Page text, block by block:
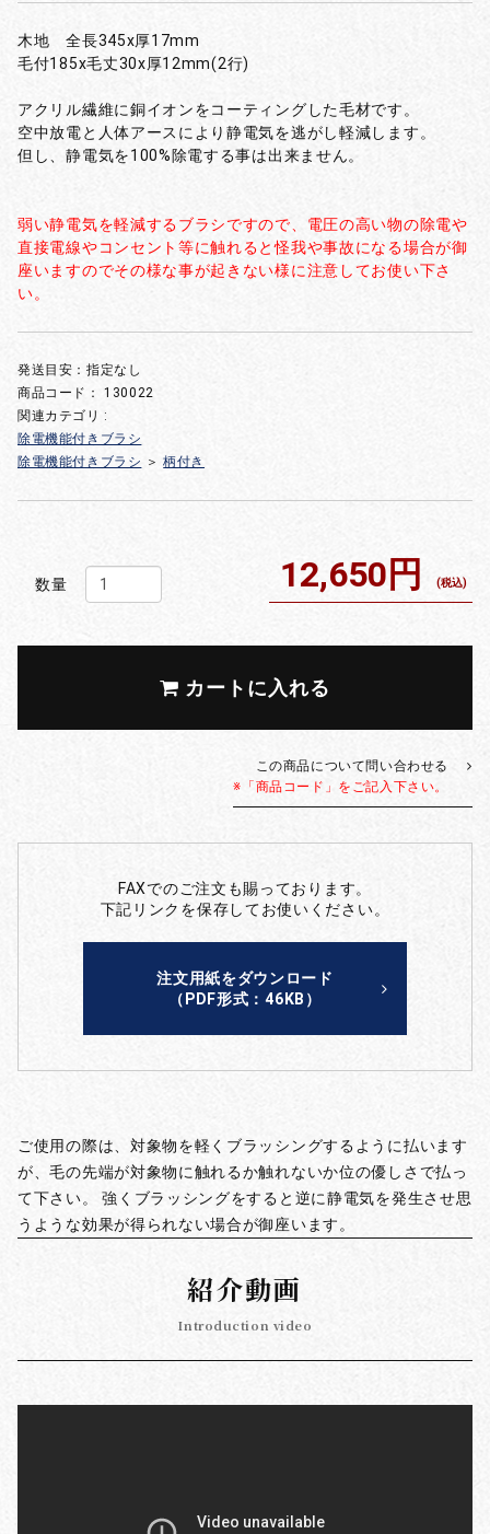
木地 全長345x厚17mm
毛付185x毛丈30x厚12mm(2行)
アクリル繊維に銅イオンをコーティングした毛材です。
空中放電と人体アースにより静電気を逃がし軽減します。
但し、静電気を100%除電する事は出来ません。
弱い静電気を軽減するブラシですので、電圧の高い物の除電や
直接電線やコンセント等に触れると怪我や事故になる場合が御
座いますのでその様な事が起きない様に注意してお使い下さ
い。
発送目安：指定なし
商品コード：130022
関連カテゴリ :
除電機能付きブラシ
除電機能付きブラシ ＞ 柄付き
数量 12,650円 (税込)
カートに入れる
この商品について問い合わせる
※「商品コード」をご記入下さい。
FAXでのご注文も賜っております。
下記リンクを保存してお使いください。
注文用紙をダウンロード
（PDF形式：46KB）
ご使用の際は、対象物を軽くブラッシングするように払います
が、毛の先端が対象物に触れるか触れないか位の優しさで払っ
て下さい。 強くブラッシングをすると逆に静電気を発生させ思
うような効果が得られない場合が御座います。
紹介動画
Introduction video